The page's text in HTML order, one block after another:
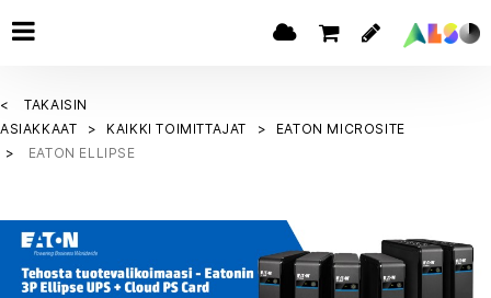
TAKAISIN
ASIAKKAAT
KAIKKI TOIMITTAJAT
EATON MICROSITE
EATON ELLIPSE